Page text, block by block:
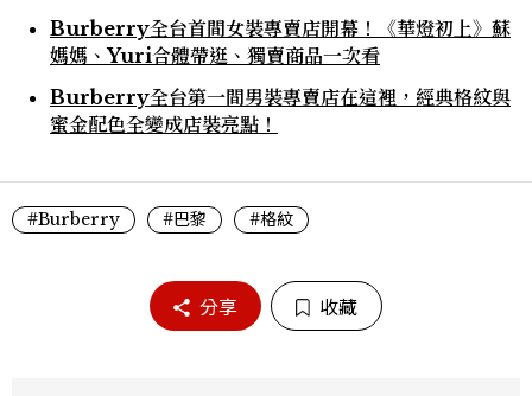
Burberry全台首間女裝專賣店開幕！《華燈初上》蘇
媽媽、Yuri合體帶逛、獨賣商品一次看
Burberry全台第一間男裝專賣店在這裡，經典格紋與
蜜金配色全變成店裝亮點！
#Burberry #巴黎 #格紋
分享 收藏